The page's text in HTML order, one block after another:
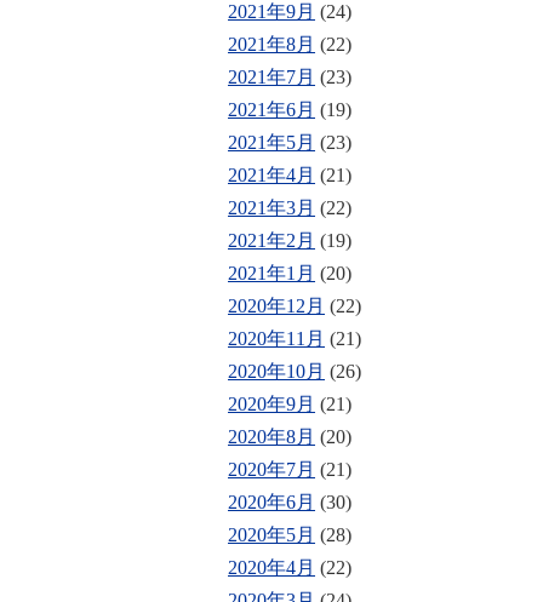
2021年9月 (24)
2021年8月 (22)
2021年7月 (23)
2021年6月 (19)
2021年5月 (23)
2021年4月 (21)
2021年3月 (22)
2021年2月 (19)
2021年1月 (20)
2020年12月 (22)
2020年11月 (21)
2020年10月 (26)
2020年9月 (21)
2020年8月 (20)
2020年7月 (21)
2020年6月 (30)
2020年5月 (28)
2020年4月 (22)